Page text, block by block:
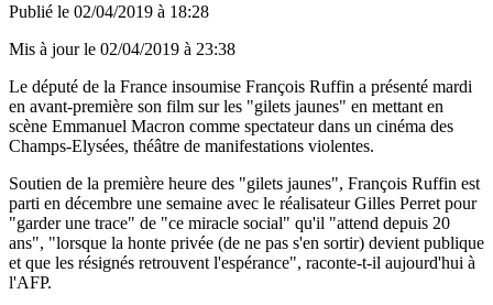
Publié le 02/04/2019 à 18:28
Mis à jour le 02/04/2019 à 23:38
Le député de la France insoumise François Ruffin a présenté mardi
en avant-première son film sur les "gilets jaunes" en mettant en
scène Emmanuel Macron comme spectateur dans un cinéma des
Champs-Elysées, théâtre de manifestations violentes.
Soutien de la première heure des "gilets jaunes", François Ruffin est
parti en décembre une semaine avec le réalisateur Gilles Perret pour
"garder une trace" de "ce miracle social" qu'il "attend depuis 20
ans", "lorsque la honte privée (de ne pas s'en sortir) devient publique
et que les résignés retrouvent l'espérance", raconte-t-il aujourd'hui à
l'AFP.